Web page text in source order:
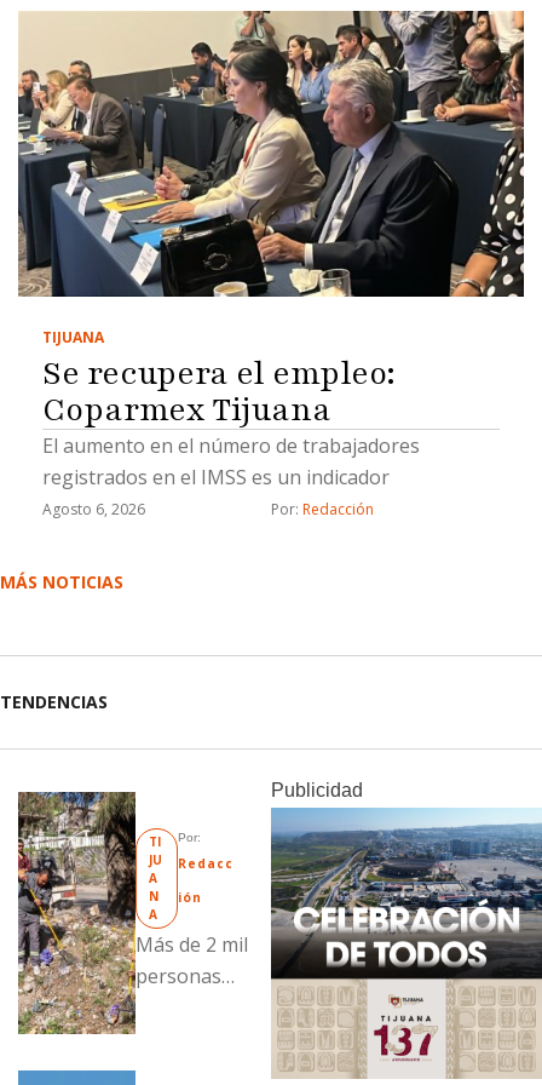
TIJUANA
Se recupera el empleo:
Coparmex Tijuana
El aumento en el número de trabajadores
registrados en el IMSS es un indicador
Agosto 6, 2026 Por: Redacción
MÁS NOTICIAS
TENDENCIAS
TI
JU
A
N
A
Por:
Redacc
ión
Más de 2 mil
personas
Publicidad